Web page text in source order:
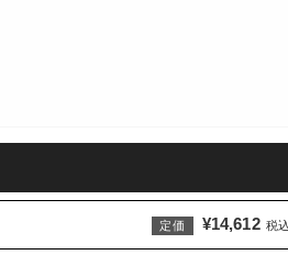
定価 ¥14,612 税込